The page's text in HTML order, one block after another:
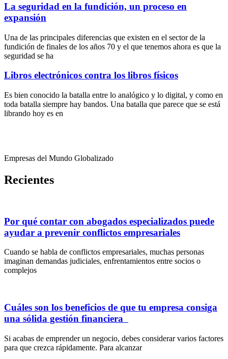
La seguridad en la fundición, un proceso en
expansión
Una de las principales diferencias que existen en el sector de la
fundición de finales de los años 70 y el que tenemos ahora es que la
seguridad se ha
Libros electrónicos contra los libros físicos
Es bien conocido la batalla entre lo analógico y lo digital, y como en
toda batalla siempre hay bandos. Una batalla que parece que se está
librando hoy es en
Empresas del Mundo Globalizado
Recientes
Por qué contar con abogados especializados puede
ayudar a prevenir conflictos empresariales
Cuando se habla de conflictos empresariales, muchas personas
imaginan demandas judiciales, enfrentamientos entre socios o
complejos
Cuáles son los beneficios de que tu empresa consiga
una sólida gestión financiera
Si acabas de emprender un negocio, debes considerar varios factores
para que crezca rápidamente. Para alcanzar